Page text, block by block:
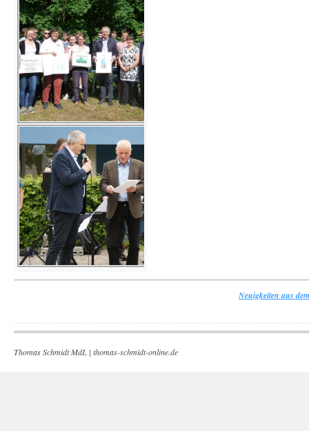
Neuigkeiten aus
Thomas Schmidt MdL | thomas-schmidt-online.de